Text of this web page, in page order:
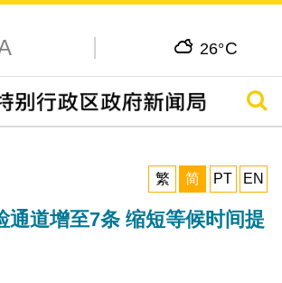
26°C
搜寻
繁
简 PT EN
通道增至7条 缩短等候时间提